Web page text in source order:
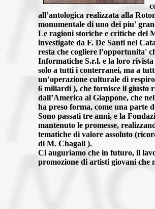
all’antologica realizzata alla
monumentale di uno dei piu'
Le ragioni storiche e critiche del
investigate da F. De Santi nel
resta che cogliere l’opportunita'
Informatiche S.r.l. e la loro
solo a tutti i conterranei, ma a
un’operazione culturale di
6 miliardi ), che fornisce il giusto
dall’America al Giappone, che
ha preso forma, come una parte
Sono passati tre anni, e la
mantenuto le promesse,
tematiche di valore assoluto
di M. Chagall ).
Ci auguriamo che in futuro, il
promozione di artisti giovani